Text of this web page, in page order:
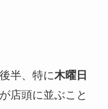
半、特に木曜日
店頭に並ぶこと